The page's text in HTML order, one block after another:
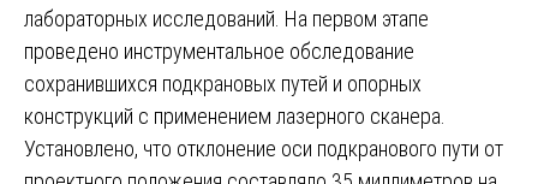
лабораторных исследований. На первом этапе
проведено инструментальное обследование
сохранившихся подкрановых путей и опорных
конструкций с применением лазерного сканера.
Установлено, что отклонение оси подкранового пути от